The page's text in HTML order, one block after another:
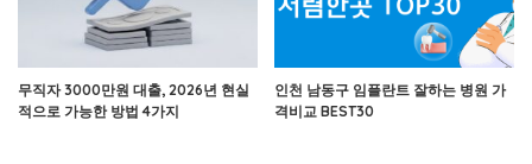
무직자 3000만원 대출, 2026년 현실
적으로 가능한 방법 4가지
인천 남동구 임플란트 잘하는 병원 가
격비교 BEST30